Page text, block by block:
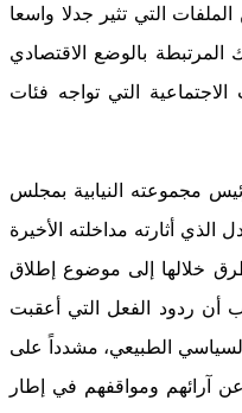
التي تثير جدلا واسعا
بالوضع الاقتصادي
التي تواجه فئات
مجموعته النيابية بمجلس
الذي أثارته مداخلته الأخيرة
خلالها إلى موضوع إطلاق
أن ردود الفعل التي أعقبت
الطبيعي، مشدداً على
عن آرائهم ومواقفهم في إطار